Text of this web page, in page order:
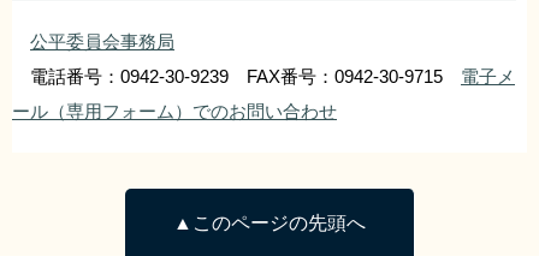
サイトについて
公平委員会事務局
電話番号：0942-30-9239 FAX番号：0942-30-9715 電子メ
ール（専用フォーム）でのお問い合わせ
▲このページの先頭へ